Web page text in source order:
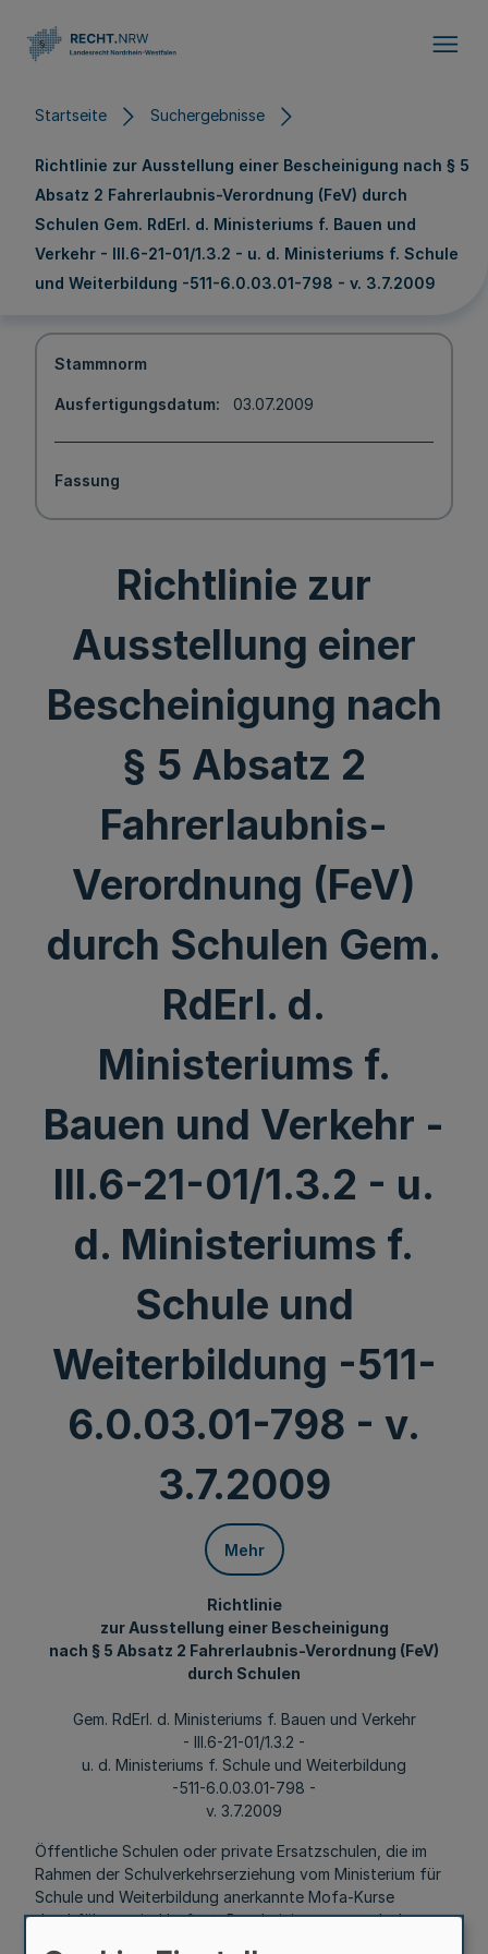
Startseite Suchergebnisse
Richtlinie zur Ausstellung einer Bescheinigung nach § 5
Absatz 2 Fahrerlaubnis-Verordnung (FeV) durch
Schulen Gem. RdErl. d. Ministeriums f. Bauen und
Verkehr - III.6-21-01/1.3.2 - u. d. Ministeriums f. Schule
und Weiterbildung -511-6.0.03.01-798 - v. 3.7.2009
Stammnorm
Ausfertigungsdatum 03.07.2009
Fassung
Richtlinie zur
Ausstellung einer
Bescheinigung nach
§ 5 Absatz 2
Fahrerlaubnis-
Verordnung (FeV)
durch Schulen Gem.
RdErl. d.
Ministeriums f.
Bauen und Verkehr -
III.6-21-01/1.3.2 - u.
d. Ministeriums f.
Schule und
Weiterbildung -511-
6.0.03.01-798 - v.
3.7.2009
Mehr
Richtlinie
zur Ausstellung einer Bescheinigung
nach § 5 Absatz 2 Fahrerlaubnis-Verordnung (FeV)
durch Schulen
Gem. RdErl. d. Ministeriums f. Bauen und Verkehr
- III.6-21-01/1.3.2 -
u. d. Ministeriums f. Schule und Weiterbildung
-511-6.0.03.01-798 -
v. 3.7.2009
Öffentliche Schulen oder private Ersatzschulen, die im
Rahmen der Schulverkehrserziehung vom Ministerium für
Schule und Weiterbildung anerkannte Mofa-Kurse
durchführen, sind befugt, Bescheinigungen nach dem